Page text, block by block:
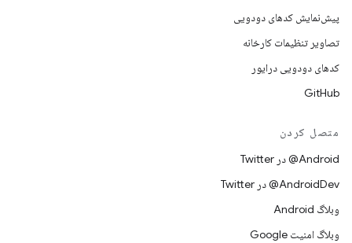
پیش‌نمایش کدهای دودویی
تصاویر تنظیمات کارخانه
کدهای دودویی درایور
GitHub
متصل کردن
Android@ در Twitter
AndroidDev@ در Twitter
وبلاگ Android
وبلاگ امنیت Google